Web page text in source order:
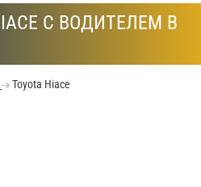
С ВОДИТЕЛЕМ В
Toyota Hiace